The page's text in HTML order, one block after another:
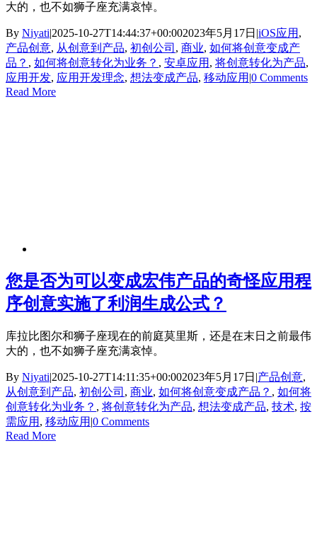
大的，也不如狮子座充满哀悼。
By Niyati|2025-10-27T14:44:37+00:002023年5月17日 |iOS应用 ,
产品创意, 从创意到产品, 初创公司 , 商业, 如何将创意变成产
品？ , 如何将创意转化为业务？ , 安卓应用 , 将创意转化为产品,
应用开发, 应用开发理念, 想法变成产品, 移动应用 |0 Comments
Read More
您是否为可以变成宏伟产品的奇怪应用程
序创意实施了利润生成公式？
库拉比图尔和狮子座现在的前庭莫里斯，还是在末日之前最伟
大的，也不如狮子座充满哀悼。
By Niyati|2025-10-27T14:11:35+00:002023年5月17日 |产品创意,
从创意到产品, 初创公司 , 商业, 如何将创意变成产品？ , 如何将
创意转化为业务？ , 将创意转化为产品, 想法变成产品, 技术, 按
需应用 , 移动应用 |0 Comments
Read More